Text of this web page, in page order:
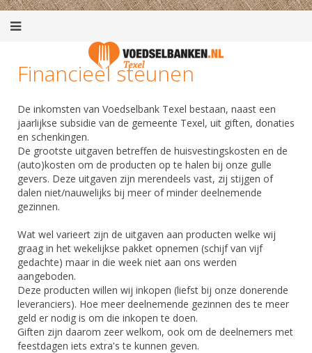
Financieel steunen
De inkomsten van Voedselbank Texel bestaan, naast een
jaarlijkse subsidie van de gemeente Texel, uit giften, donaties
en schenkingen.
De grootste uitgaven betreffen de huisvestingskosten en de
(auto)kosten om de producten op te halen bij onze gulle
gevers. Deze uitgaven zijn merendeels vast, zij stijgen of
dalen niet/nauwelijks bij meer of minder deelnemende
gezinnen.
Wat wel varieert zijn de uitgaven aan producten welke wij
graag in het wekelijkse pakket opnemen (schijf van vijf
gedachte) maar in die week niet aan ons werden
aangeboden.
Deze producten willen wij inkopen (liefst bij onze donerende
leveranciers). Hoe meer deelnemende gezinnen des te meer
geld er nodig is om die inkopen te doen.
Giften zijn daarom zeer welkom, ook om de deelnemers met
feestdagen iets extra's te kunnen geven.